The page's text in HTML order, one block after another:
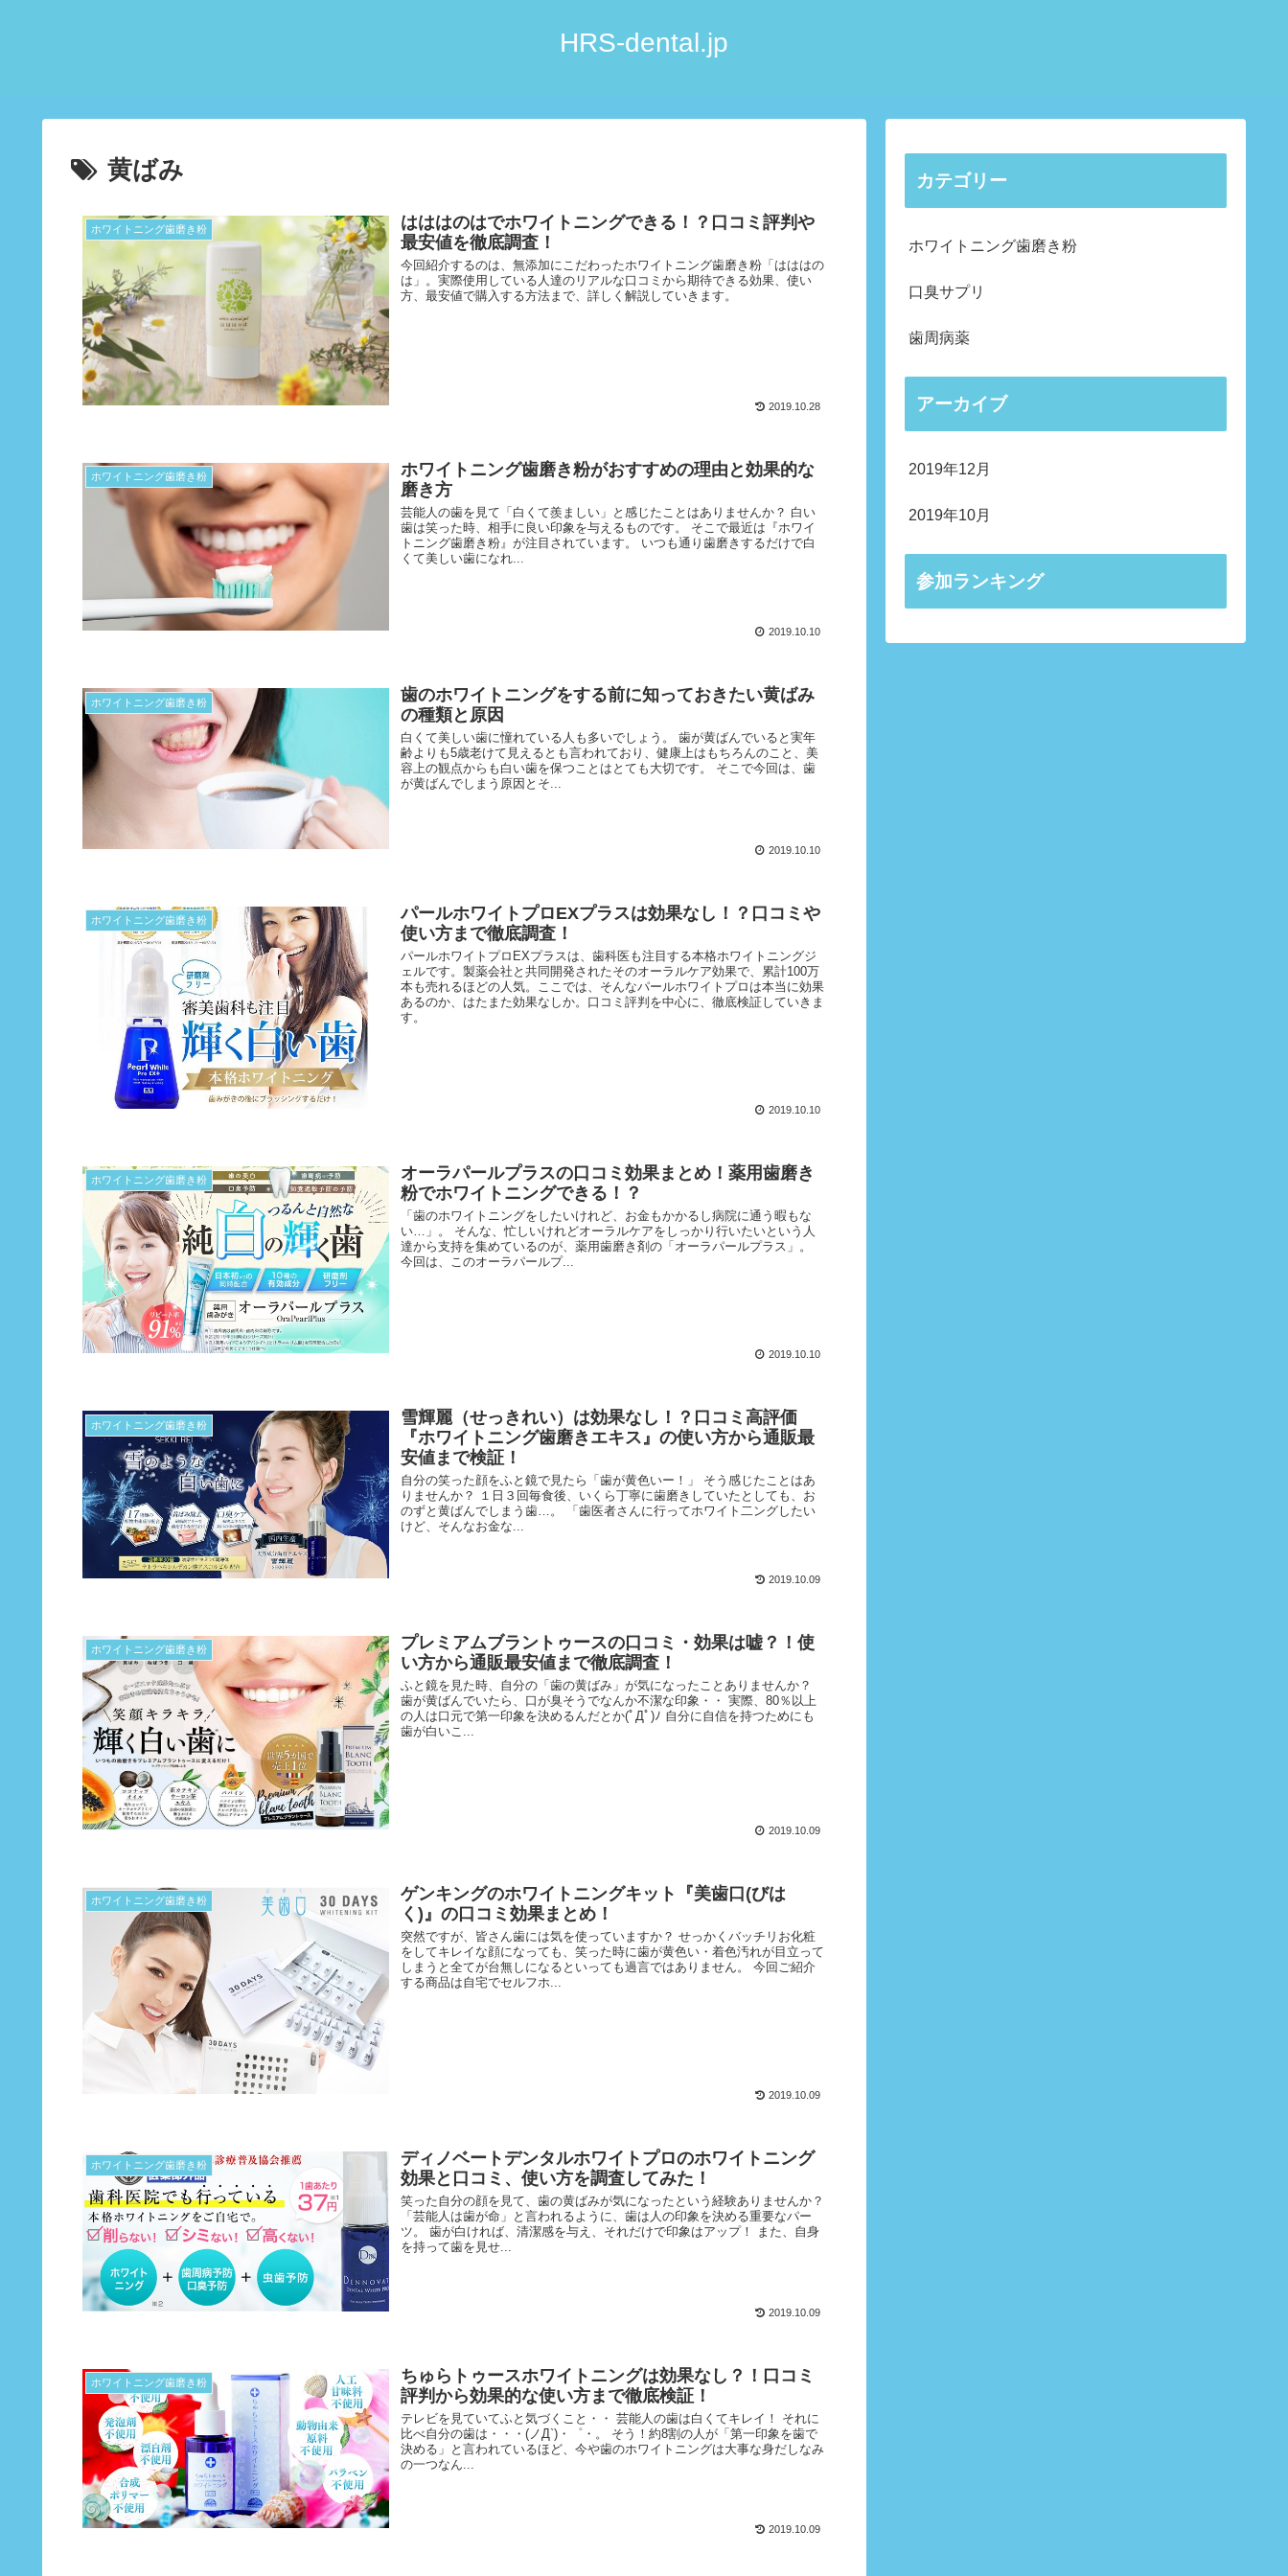
HRS-dental.jp
黄ばみ
ホワイトニング歯磨き粉
はははのはでホワイトニングできる！？口コミ評判や
最安値を徹底調査！
今回紹介するのは、無添加にこだわったホワイトニング歯磨き粉「はははの
は」。実際使用している人達のリアルな口コミから期待できる効果、使い
方、最安値で購入する方法まで、詳しく解説していきます。
2019.10.28
ホワイトニング歯磨き粉
ホワイトニング歯磨き粉がおすすめの理由と効果的な
磨き方
芸能人の歯を見て「白くて羨ましい」と感じたことはありませんか？ 白い
歯は笑った時、相手に良い印象を与えるものです。 そこで最近は『ホワイ
トニング歯磨き粉』が注目されています。 いつも通り歯磨きするだけで白
くて美しい歯になれ...
2019.10.10
ホワイトニング歯磨き粉
歯のホワイトニングをする前に知っておきたい黄ばみ
の種類と原因
白くて美しい歯に憧れている人も多いでしょう。 歯が黄ばんでいると実年
齢よりも5歳老けて見えるとも言われており、健康上はもちろんのこと、美
容上の観点からも白い歯を保つことはとても大切です。 そこで今回は、歯
が黄ばんでしまう原因とそ...
2019.10.10
ホワイトニング歯磨き粉
パールホワイトプロEXプラスは効果なし！？口コミや
使い方まで徹底調査！
パールホワイトプロEXプラスは、歯科医も注目する本格ホワイトニングジ
ェルです。製薬会社と共同開発されたそのオーラルケア効果で、累計100万
本も売れるほどの人気。ここでは、そんなパールホワイトプロは本当に効果
あるのか、はたまた効果なしか。口コミ評判を中心に、徹底検証していきま
す。
2019.10.10
ホワイトニング歯磨き粉
オーラパールプラスの口コミ効果まとめ！薬用歯磨き
粉でホワイトニングできる！？
「歯のホワイトニングをしたいけれど、お金もかかるし病院に通う暇もな
い…」。 そんな、忙しいけれどオーラルケアをしっかり行いたいという人
達から支持を集めているのが、薬用歯磨き剤の「オーラパールプラス」。
今回は、このオーラパールプ...
2019.10.10
ホワイトニング歯磨き粉
雪輝麗（せっきれい）は効果なし！？口コミ高評価
『ホワイトニング歯磨きエキス』の使い方から通販最
安値まで検証！
自分の笑った顔をふと鏡で見たら「歯が黄色いー！」 そう感じたことはあ
りませんか？ １日３回毎食後、いくら丁寧に歯磨きしていたとしても、お
のずと黄ばんでしまう歯…。 「歯医者さんに行ってホワイト二ングしたい
けど、そんなお金な...
2019.10.09
ホワイトニング歯磨き粉
プレミアムブラントゥースの口コミ・効果は嘘？！使
い方から通販最安値まで徹底調査！
ふと鏡を見た時、自分の「歯の黄ばみ」が気になったことありませんか？
歯が黄ばんでいたら、口が臭そうでなんか不潔な印象・・ 実際、80％以上
の人は口元で第一印象を決めるんだとか(ﾟДﾟ)ﾉ 自分に自信を持つためにも
歯が白いこ...
2019.10.09
ホワイトニング歯磨き粉
ゲンキングのホワイトニングキット『美歯口(びは
く)』の口コミ効果まとめ！
突然ですが、皆さん歯には気を使っていますか？ せっかくバッチリお化粧
をしてキレイな顔になっても、笑った時に歯が黄色い・着色汚れが目立って
しまうと全てが台無しになるといっても過言ではありません。 今回ご紹介
する商品は自宅でセルフホ...
2019.10.09
ホワイトニング歯磨き粉
ディノベートデンタルホワイトプロのホワイトニング
効果と口コミ、使い方を調査してみた！
笑った自分の顔を見て、歯の黄ばみが気になったという経験ありませんか？
「芸能人は歯が命」と言われるように、歯は人の印象を決める重要なパー
ツ。 歯が白ければ、清潔感を与え、それだけで印象はアップ！ また、自身
を持って歯を見せ...
2019.10.09
ホワイトニング歯磨き粉
ちゅらトゥースホワイトニングは効果なし？！口コミ
評判から効果的な使い方まで徹底検証！
テレビを見ていてふと気づくこと・・ 芸能人の歯は白くてキレイ！ それに
比べ自分の歯は・・・(ノД`)・゜・。 そう！約8割の人が「第一印象を歯で
決める」と言われているほど、今や歯のホワイトニングは大事な身だしなみ
の一つなん...
2019.10.09
カテゴリー
ホワイトニング歯磨き粉
口臭サプリ
歯周病薬
アーカイブ
2019年12月
2019年10月
参加ランキング